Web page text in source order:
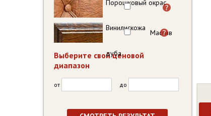
Порошковый окрас
Винилискожа
Массив
дуба
Выберите свой ценовой
диапазон
от до